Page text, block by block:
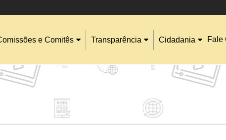
e Comitês Transparência Cidadania Fale